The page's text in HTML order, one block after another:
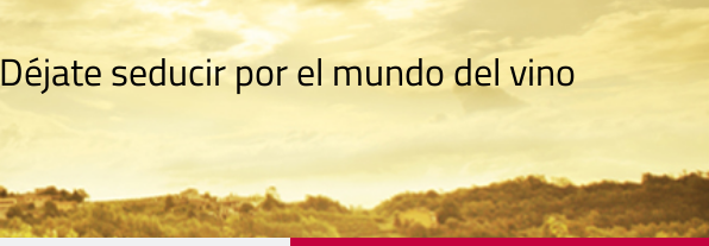
Déjate seducir por el mundo del vino